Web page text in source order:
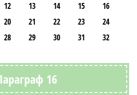
12 13 14 15
16
20 21 22 23
24
28 29 30 31 32
16